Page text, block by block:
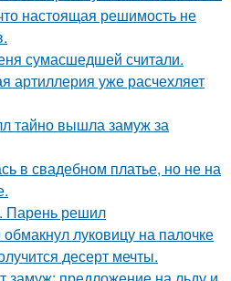
настоящая решимость не
сумасшедшей считали.
артиллерия уже расчехляет
тайно вышла замуж за
в свадебном платье, но не на
Парень решил
луковицу на палочке
десерт мечты.